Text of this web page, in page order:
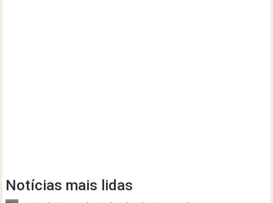
Notícias mais lidas